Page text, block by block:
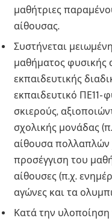
μαθήτριες
αίθουσας.
Συστήνεται
μαθήματος φυσικής
εκπαιδευτικής
εκπαιδευτικό ΠΕ11-
σκιερούς,
σχολικής μονάδας
αίθουσα πολλαπλών
προσέγγιση του
αίθουσες (π.χ.
αγώνες και τα
Κατά την